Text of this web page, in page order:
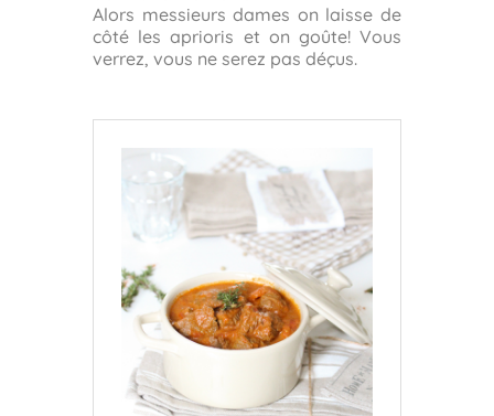
Alors messieurs dames on laisse de
côté les aprioris et on goûte! Vous
verrez, vous ne serez pas déçus.